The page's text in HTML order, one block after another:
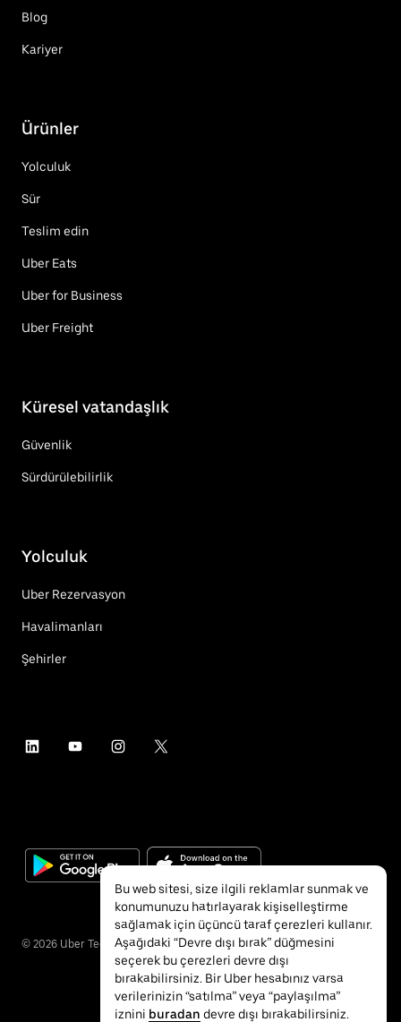
Blog
Kariyer
Ürünler
Yolculuk
Sür
Teslim edin
Uber Eats
Uber for Business
Uber Freight
Küresel vatandaşlık
Güvenlik
Sürdürülebilirlik
Yolculuk
Uber Rezervasyon
Havalimanları
Şehirler
© 2026 Uber Technologies Inc.
Bu web sitesi, size ilgili reklamlar sunmak ve
konumunuzu hatırlayarak kişiselleştirme
sağlamak için üçüncü taraf çerezleri kullanır.
Aşağıdaki “Devre dışı bırak” düğmesini
seçerek bu çerezleri devre dışı
bırakabilirsiniz. Bir Uber hesabınız varsa
verilerinizin “satılma” veya “paylaşılma”
iznini buradan devre dışı bırakabilirsiniz.